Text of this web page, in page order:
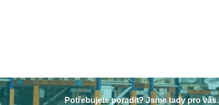
Potřebujete poradit? Jsme tady pro vás.